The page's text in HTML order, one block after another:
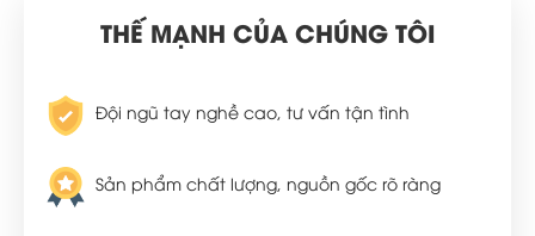
THẾ MẠNH CỦA CHÚNG TÔI
Đội ngũ tay nghề cao, tư vấn tận tình
Sản phẩm chất lượng, nguồn gốc rõ ràng